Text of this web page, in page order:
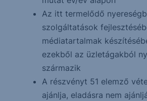
Az itt termelődő
szolgáltatások
médiatartalmak
ezekből az üzletágakból
származik
A részvényt 51 elemző
ajánlja, eladásra nem